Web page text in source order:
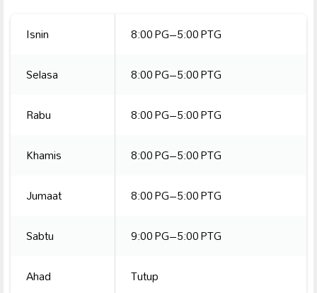
Isnin
8:00 PG–5:00 PTG
Selasa
8:00 PG–5:00 PTG
Rabu
8:00 PG–5:00 PTG
Khamis
8:00 PG–5:00 PTG
Jumaat
8:00 PG–5:00 PTG
Sabtu
9:00 PG–5:00 PTG
Ahad
Tutup